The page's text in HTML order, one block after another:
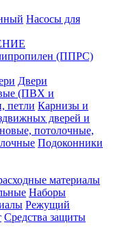
Насосы для
(ППРС)
Двери
(ПВХ и
петли Карнизы и
дверей и
потолочные,
Подоконники
материалы
Наборы
Режущий
Средства защиты